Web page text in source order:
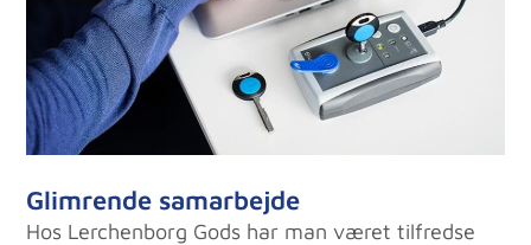
Glimrende samarbejde
Hos Lerchenborg Gods har man været tilfredse